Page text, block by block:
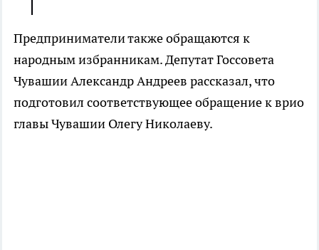
Предприниматели также обращаются к
народным избранникам. Депутат Госсовета
Чувашии Александр Андреев рассказал, что
подготовил соответствующее обращение к врио
главы Чувашии Олегу Николаеву.